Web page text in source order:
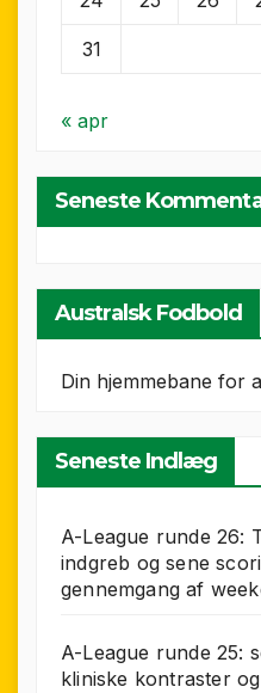
31
« apr
Seneste
Australsk Fodbold
Din hjemmebane for
Seneste Indlæg
A-League runde 26:
indgreb og sene
gennemgang af
A-League runde 25:
kliniske kontraster